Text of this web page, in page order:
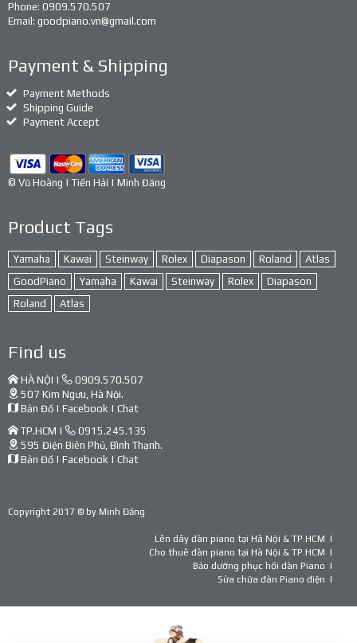
Phone: 0909.570.507
Email: goodpiano.vn@gmail.com
Payment & Shipping
Payment Methods
Shipping Guide
Payment Accept
© Vũ Hoàng | Tiến Hải | Minh Đăng
Product Tags
Yamaha Kawai Steinway Rolex Diapason Roland
Atlas
GoodPiano
Yamaha Kawai Steinway Rolex
Diapason
Roland
Atlas
Find us
HÀ NỘI |
0909.570.507
507 Kim Ngưu, Hà Nội.
Bản Đồ | Facebook | Chat
TP.HCM |
0915.245.135
595 Điện Biên Phủ, Bình Thạnh.
Bản Đồ | Facebook | Chat
Copyright 2017 © by Minh Đăng
Lên dây đàn piano tại Hà Nội & TP.HCM
Cho thuê đàn piano tại Hà Nội & TP.HCM
Bảo dưỡng phục hồi đàn Piano
Sửa chữa đàn Piano điện